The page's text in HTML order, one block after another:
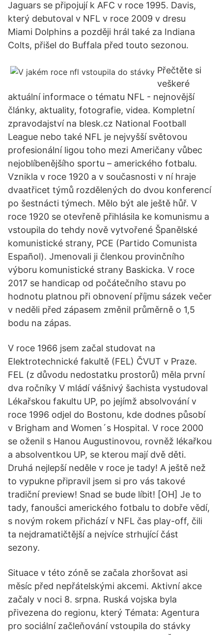
Jaguars se připojují k AFC v roce 1995. Davis,
který debutoval v NFL v roce 2009 v dresu
Miami Dolphins a později hrál také za Indiana
Colts, přišel do Buffala před touto sezonou.
Přečtěte si
veškeré
aktuální informace o tématu NFL - nejnovější
články, aktuality, fotografie, videa. Kompletní
zpravodajství na blesk.cz National Football
League nebo také NFL je nejvyšší světovou
profesionální ligou toho mezi Američany vůbec
nejoblíbenějšího sportu – amerického fotbalu.
Vznikla v roce 1920 a v současnosti v ní hraje
dvaatřicet týmů rozdělených do dvou konferencí
po šestnácti týmech. Mělo být ale ještě hůř. V
roce 1920 se otevřeně přihlásila ke komunismu a
vstoupila do tehdy nově vytvořené Španělské
komunistické strany, PCE (Partido Comunista
Español). Jmenovali ji členkou provinčního
výboru komunistické strany Baskicka. V roce
2017 se handicap od počátečního stavu po
hodnotu platnou při obnovení příjmu sázek večer
v neděli před zápasem změnil průměrně o 1,5
bodu na zápas.
V roce 1966 jsem začal studovat na
Elektrotechnické fakultě (FEL) ČVUT v Praze.
FEL (z důvodu nedostatku prostorů) měla první
dva ročníky V mládí vášnivý šachista vystudoval
Lékařskou fakultu UP, po jejímž absolvování v
roce 1996 odjel do Bostonu, kde dodnes působí
v Brigham and Women´s Hospital. V roce 2000
se oženil s Hanou Augustinovou, rovněž lékařkou
a absolventkou UP, se kterou mají dvě děti.
Druhá nejlepší neděle v roce je tady! A ještě než
to vypukne připravil jsem si pro vás takové
tradiční preview! Snad se bude líbit! [OH] Je to
tady, fanoušci amerického fotbalu to dobře vědí,
s novým rokem přichází v NFL čas play-off, čili
ta nejdramatičtější a nejvíce strhující část
sezony.
Situace v této zóně se začala zhoršovat asi
měsíc před nepřátelskými akcemi. Aktivní akce
začaly v noci 8. srpna. Ruská vojska byla
přivezena do regionu, který Témata: Agentura
pro sociální začleňování vstoupila do stávky